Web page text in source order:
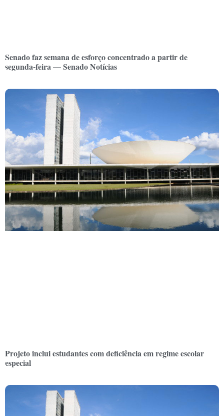
Senado faz semana de esforço concentrado a partir de
segunda-feira — Senado Notícias
Projeto inclui estudantes com deficiência em regime escolar
especial